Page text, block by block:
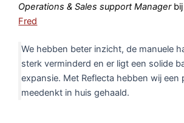
Operations & Sales support Manager
Fred
We hebben beter inzicht, de manuele
sterk verminderd en er ligt een solide
expansie. Met Reflecta hebben wij een
meedenkt in huis gehaald.